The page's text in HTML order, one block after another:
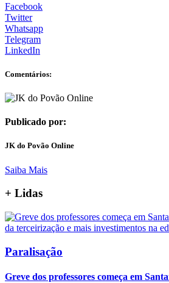
Facebook
Twitter
Whatsapp
Telegram
LinkedIn
Comentários:
Publicado por:
JK do Povão Online
Saiba Mais
+ Lidas
Paralisação
Greve dos professores começa em